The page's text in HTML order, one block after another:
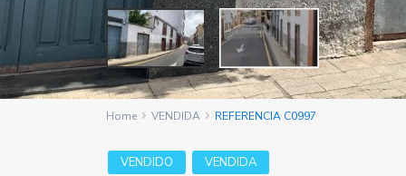
Home VENDIDA REFERENCIA C0997
VENDIDO VENDIDA